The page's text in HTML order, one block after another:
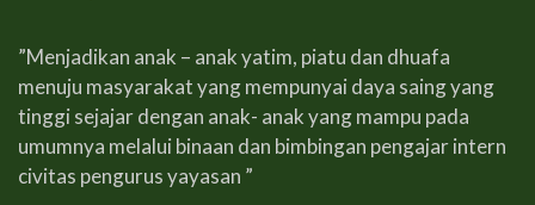
”Menjadikan anak – anak yatim, piatu dan dhuafa
menuju masyarakat yang mempunyai daya saing yang
tinggi sejajar dengan anak- anak yang mampu pada
umumnya melalui binaan dan bimbingan pengajar intern
civitas pengurus yayasan ”